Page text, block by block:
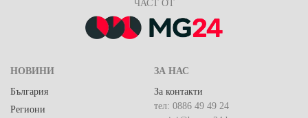
ЧАСТ ОТ
НОВИНИ
България
Региони
ЗА НАС
За контакти
тел: 0886 49 49 24